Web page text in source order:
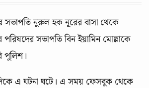
সভাপতি নুরুল হক নূরের বাসা থেকে
পরিষদের সভাপতি বিন ইয়ামিন মোল্লাকে
পুলিশ।
এ ঘটনা ঘটে। এ সময় ফেসবুক থেকে